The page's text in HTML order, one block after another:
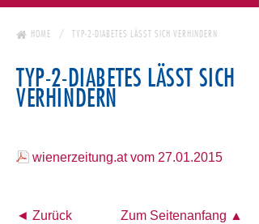
HOME TYP-2-DIABETES LÄSST SICH VERHINDERN
TYP-2-DIABETES LÄSST SICH
VERHINDERN
wienerzeitung.at vom 27.01.2015
◄ Zurück Zum Seitenanfang ▲